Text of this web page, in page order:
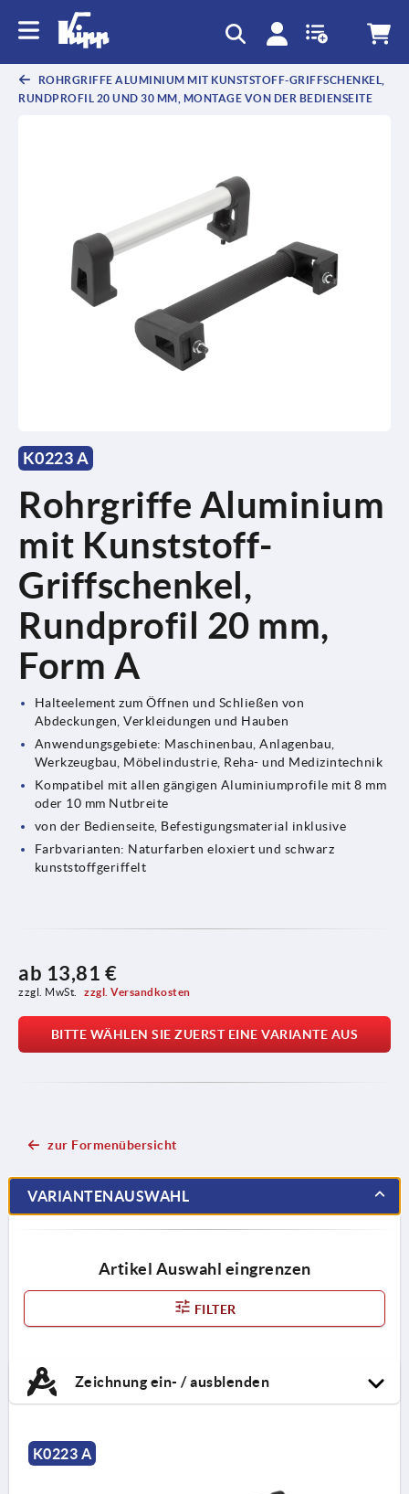
ROHRGRIFFE ALUMINIUM MIT KUNSTSTOFF-GRIFFSCHENKEL,
RUNDPROFIL 20 UND 30 MM, MONTAGE VON DER BEDIENSEITE
K0223 A
Rohrgriffe Aluminium
mit Kunststoff-
Griffschenkel,
Rundprofil 20 mm,
Form A
Halteelement zum Öffnen und Schließen von
Abdeckungen, Verkleidungen und Hauben
Anwendungsgebiete: Maschinenbau, Anlagenbau,
Werkzeugbau, Möbelindustrie, Reha- und Medizintechnik
Kompatibel mit allen gängigen Aluminiumprofile mit 8 mm
oder 10 mm Nutbreite
von der Bedienseite, Befestigungsmaterial inklusive
Farbvarianten: Naturfarben eloxiert und schwarz
kunststoffgeriffelt
ab 13,81 €
zzgl. MwSt. zzgl. Versandkosten
BITTE WÄHLEN SIE ZUERST EINE VARIANTE AUS
zur Formenübersicht
VARIANTENAUSWAHL
Artikel Auswahl eingrenzen
FILTER
Zeichnung ein- / ausblenden
K0223 A